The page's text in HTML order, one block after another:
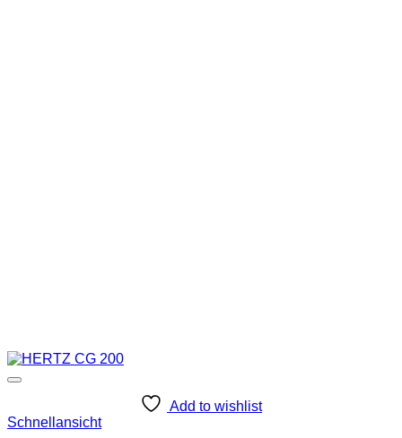
Add to wishlist
Schnellansicht